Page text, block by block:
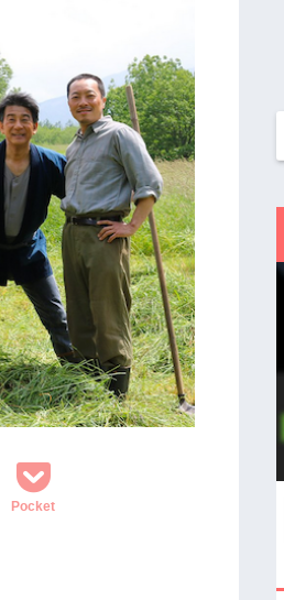
Pocket